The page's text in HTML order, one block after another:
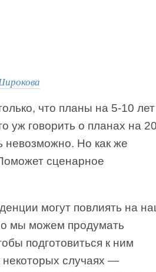
что планы на 5-10 лет
уж говорить о планах на
невозможно. Но как же
сценарное
могут повлиять на
мы можем продумать
подготовиться к ним
некоторых случаях —